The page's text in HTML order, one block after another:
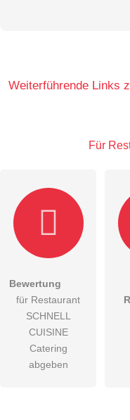
Die Datenschutzerklärung
öffentliche Frage
Hinweis:Bitte beachten
Weiterführende Links
Für
Bewertung
für Restaurant
SCHNELL
CUISINE
Catering
abgeben